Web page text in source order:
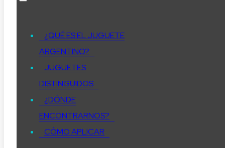
¿QUÉ ES EL JUGUETE
ARGENTINO?
JUGUETES
DISTINGUIDOS
¿DÓNDE
ENCONTRARNOS?
CÓMO APLICAR